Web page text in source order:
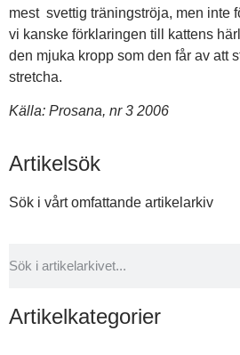
mest svettig träningströja, men inte
vi kanske förklaringen till kattens
den mjuka kropp som den får av att
stretcha.
Källa: Prosana, nr 3 2006
Artikelsök
Sök i vårt omfattande artikelarkiv
Artikelkategorier